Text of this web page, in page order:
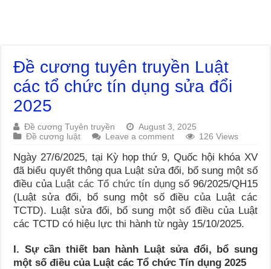
Đề cương tuyên truyền Luật
các tổ chức tín dụng sửa đổi
2025
Đề cương Tuyên truyền
August 3, 2025
Đề cương luật
Leave a comment 126 Views
Ngày 27/6/2025, tại Kỳ họp thứ 9, Quốc hội khóa XV
đã biểu quyết thông qua Luật sửa đổi, bổ sung một số
điều của Luật các Tổ chức tín dụngsố 96/2025/QH15
(Luật sửa đổi, bổ sung một số điều của Luật các
TCTD). Luật sửa đổi, bổ sung một số điều của Luật
các TCTD có hiệu lực thi hành từ ngày 15/10/2025.
I. Sự cần thiết ban hành Luật sửa đổi, bổ sung
một số điều của Luật các Tổ chức Tín dụng 2025